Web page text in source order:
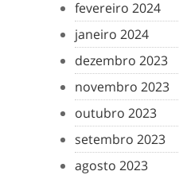
fevereiro 2024
janeiro 2024
dezembro 2023
novembro 2023
outubro 2023
setembro 2023
agosto 2023